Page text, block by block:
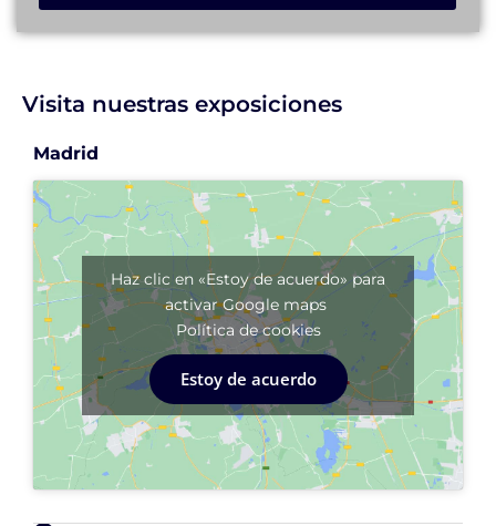
Visita nuestras exposiciones
Madrid
Haz clic en «Estoy de acuerdo» para
activar Google maps
Política de cookies
Estoy de acuerdo